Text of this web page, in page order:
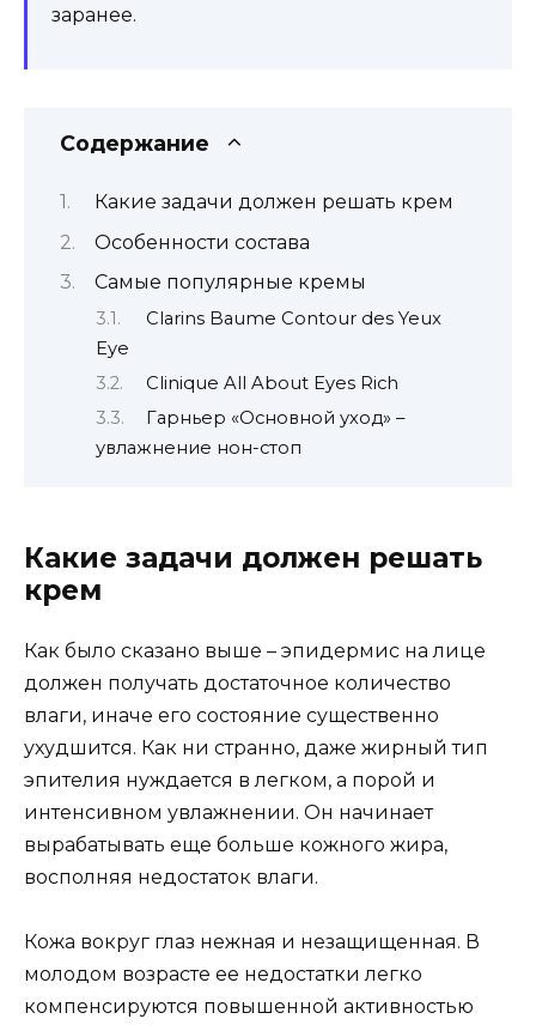
заранее.
Содержание
Какие задачи должен решать крем
Особенности состава
Самые популярные кремы
Clarins Baume Contour des Yeux
Eye
Clinique All About Eyes Rich
Гарньер «Основной уход» –
увлажнение нон-стоп
Какие задачи должен решать
крем
Как было сказано выше – эпидермис на лице
должен получать достаточное количество
влаги, иначе его состояние существенно
ухудшится. Как ни странно, даже жирный тип
эпителия нуждается в легком, а порой и
интенсивном увлажнении. Он начинает
вырабатывать еще больше кожного жира,
восполняя недостаток влаги.
Кожа вокруг глаз нежная и незащищенная. В
молодом возрасте ее недостатки легко
компенсируются повышенной активностью